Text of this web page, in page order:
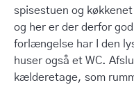
spisestuen og
og her er der derfor
forlængelse har I den
huser også et WC.
kælderetage, som